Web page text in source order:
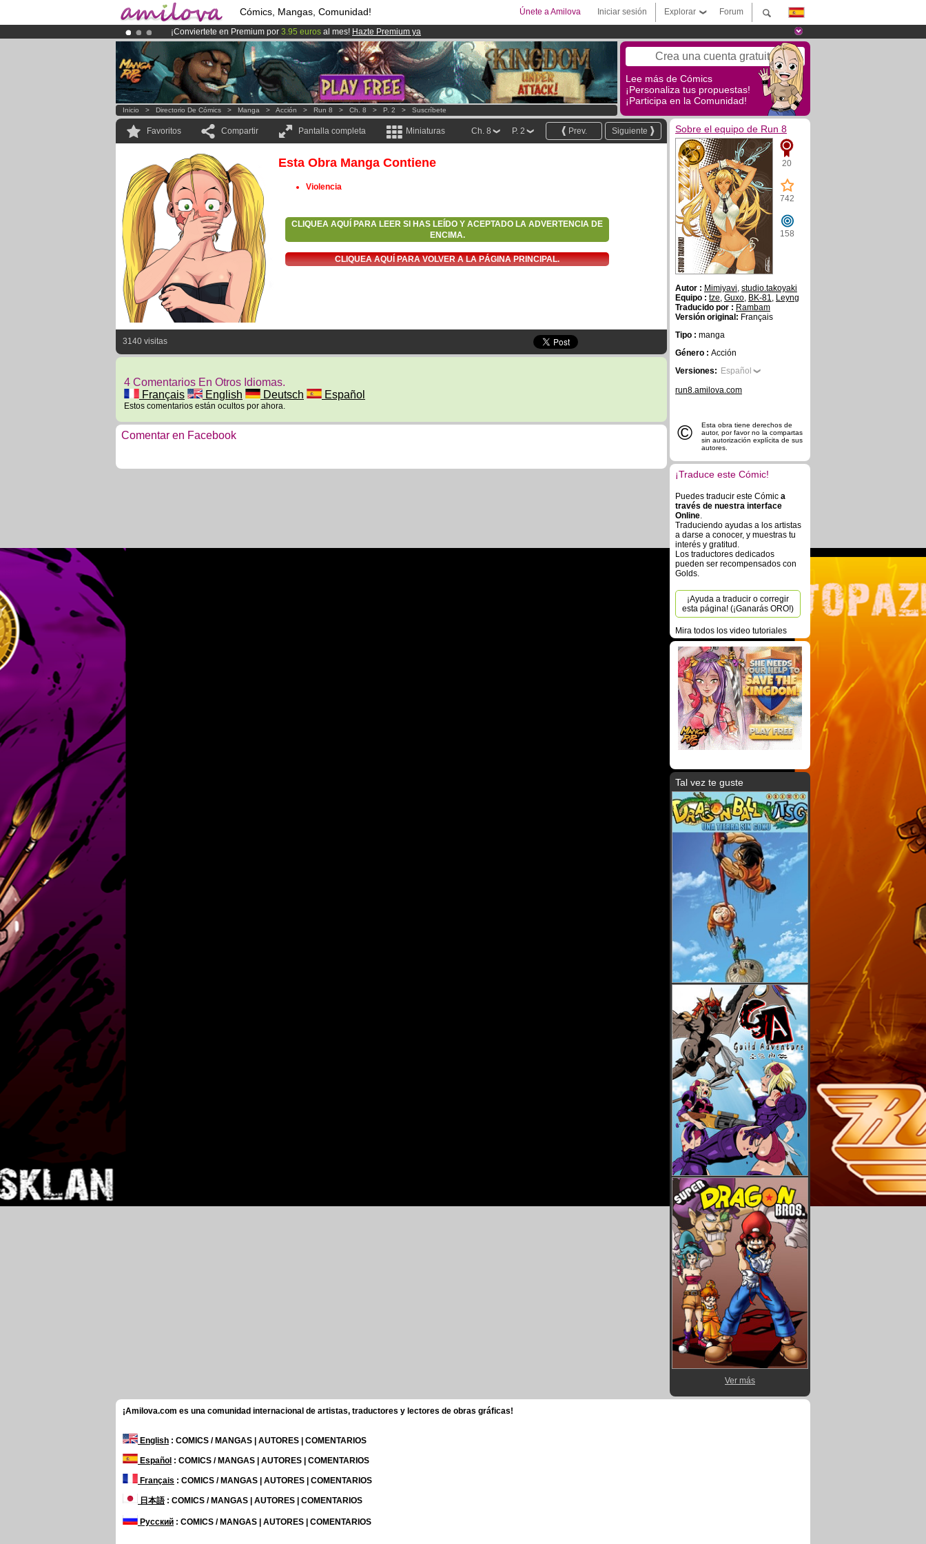
Cómics, Mangas, Comunidad! Forum
Explorar
Iniciar sesión
Únete a Amilova
¡Conviertete en Premium por 3.95 euros al mes! Hazte Premium ya
¡El Kickstarter Amilova está desormado lanzado!.
¡Ya tenemos 100000miembrosy 1000 Cómics y Mangas!. Crea una cuenta gratuita
Lee más de Cómics
¡Personaliza tus propuestas!
¡Participa en la Comunidad!
Inicio > Directorio De Cómics > Manga > Acción > Run 8 > Ch. 8 > P. 2 > Suscríbete
Favoritos Compartir Pantalla completa Miniaturas Siguiente
Prev.
P. 2
Ch. 8
Esta Obra Manga Contiene
Violencia
CLIQUEA AQUÍ PARA LEER SI HAS LEÍDO Y ACEPTADO LA ADVERTENCIA DE
ENCIMA.
CLIQUEA AQUÍ PARA VOLVER A LA PÁGINA PRINCIPAL.
3140 visitas
4 Comentarios En Otros Idiomas.
Français
English Deutsch Español
Estos comentarios están ocultos por ahora.
Comentar en Facebook
Sobre el equipo de Run 8
20
742
158
Autor : Mimiyavi, studio.takoyaki
Equipo : tze, Guxo, BK-81, Leyng
Traducido por : Rambam
Versión original: Français
Tipo : manga
Género : Acción
Versiones: Español
run8.amilova.com
©
Esta obra tiene derechos de
autor, por favor no la compartas
sin autorización explícita de sus
autores.
¡Traduce este Cómic!
Puedes traducir este Cómic a
través de nuestra interface
Online.
Traduciendo ayudas a los artistas
a darse a conocer, y muestras tu
interés y gratitud.
Los traductores dedicados
pueden ser recompensados con
Golds.
¡Ayuda a traducir o corregir
esta página! (¡Ganarás ORO!)
Mira todos los video tutoriales
Tal vez te guste
Ver más
¡Amilova.com es una comunidad internacional de artistas, traductores y lectores de obras gráficas!
English : COMICS / MANGAS | AUTORES | COMENTARIOS
Español : COMICS / MANGAS | AUTORES | COMENTARIOS
Français : COMICS / MANGAS | AUTORES | COMENTARIOS
日本語: COMICS / MANGAS | AUTORES | COMENTARIOS
Русский : COMICS / MANGAS | AUTORES | COMENTARIOS